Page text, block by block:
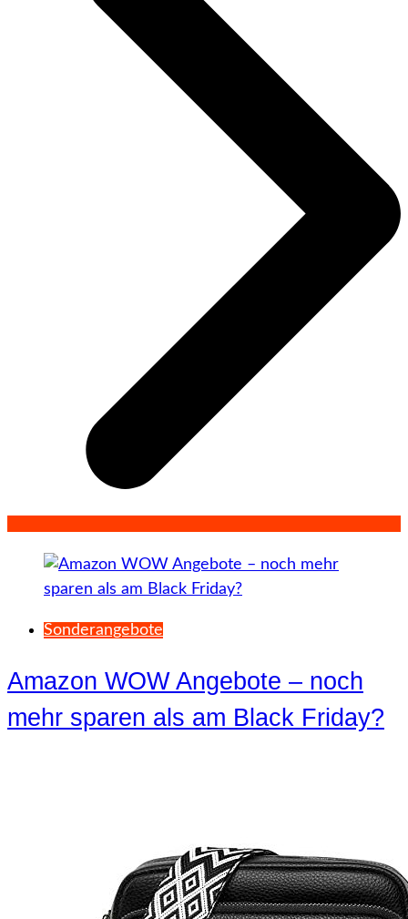
Sonderangebote
Amazon WOW Angebote – noch
mehr sparen als am Black Friday?